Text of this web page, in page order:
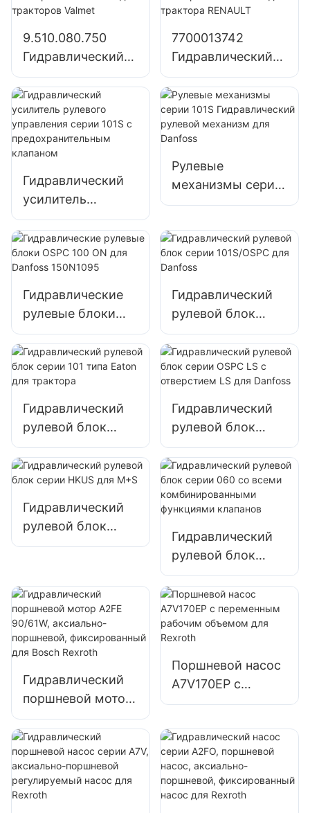
1204/1354/6110B
9.510.080.750
Гидравлический
шестеренчатый
насос для
тракторов Valmet
7700013742
Гидравлический
шестеренчатый
насос для
трактора
RENAULT
Гидравлический
усилитель
рулевого
управления серии
101S с
предохранительн
ым клапаном
Рулевые
механизмы серии
101S
рулевой механизм
для Danfoss
Гидравлические
рулевые блоки
OSPC 100 ON для
Danfoss 150N1095
Гидравлический
рулевой блок
серии 101S/OSPC
для Danfoss
Гидравлический
рулевой блок
серии 101 типа
Eaton для
трактора
Гидравлический
рулевой блок
серии OSPC LS с
отверстием LS
для Danfoss
Гидравлический
рулевой блок
серии HKUS для
Гидравлический
рулевой блок
серии 060 со
всеми
комбинированны
ми функциями
Гидравлический
поршневой мотор
A2FE 90/61W,
аксиально-
поршневой,
фиксированный
для Bosch Rexroth
Поршневой насос
A7V170EP с
переменным
для Rexroth